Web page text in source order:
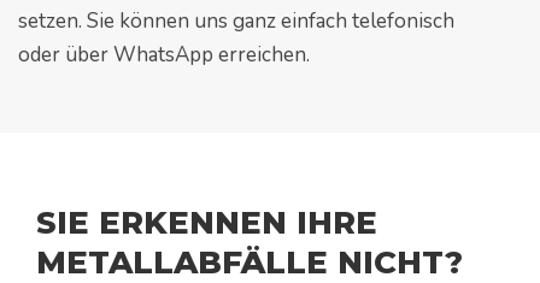
setzen. Sie können uns ganz einfach telefonisch
oder über WhatsApp erreichen.
SIE ERKENNEN IHRE
METALLABFÄLLE NICHT?